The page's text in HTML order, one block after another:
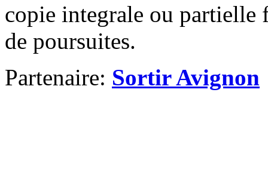
copie integrale ou partielle
de poursuites.
Partenaire: Sortir Avignon